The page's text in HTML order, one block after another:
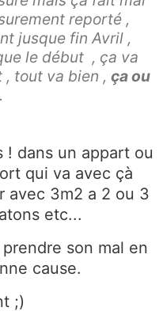
reporté ,
jusque fin Avril ,
le début , ça va
, tout va bien , ça ou
! dans un appart ou
qui va avec çà
avec 3m2 a 2 ou 3
etc...
son mal en
cause.
;)